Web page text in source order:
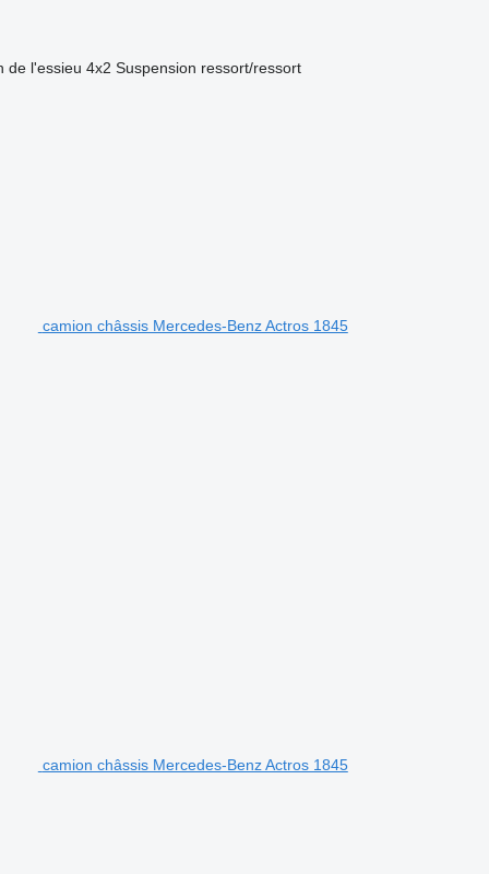
de l'essieu 4x2 Suspension ressort/ressort
camion châssis Mercedes-Benz Actros 1845
camion châssis Mercedes-Benz Actros 1845